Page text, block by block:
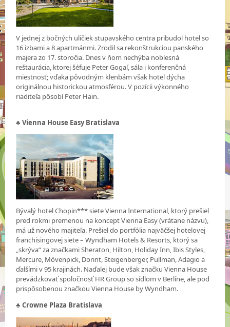
V jednej z bočných uličiek stupavského centra pribudol hotel so
16 izbami a 8 apartmánmi. Zrodil sa rekonštrukciou panského
majera zo 17. storočia. Dnes v ňom nechýba noblesná
reštaurácia, ktorej šéfuje Peter Gogaľ, sála i konferenčná
miestnosť; vďaka pôvodným klenbám však hotel dýcha
originálnou historickou atmosférou. V pozícii výkonného
riaditeľa pôsobí Peter Hain.
♣ Vienna House Easy Bratislava
Bývalý hotel Chopin*** siete Vienna International, ktorý prešiel
pred rokmi premenou na koncept Vienna Easy (vrátane názvu),
má už nového majiteľa. Prešiel do portfólia najväčšej hotelovej
franchisingovej siete – Wyndham Hotels & Resorts, ktorý sa
„skrýva“ za značkami Sheraton, Hilton, Holiday Inn, Ibis Styles,
Mercure, Mövenpick, Dorint, Steigenberger, Pullman, Adagio a
ďalšími v 95 krajinách. Naďalej bude však značku Vienna House
prevádzkovať spoločnosť HR Group so sídlom v Berlíne, ale pod
prispôsobenou značkou Vienna House by Wyndham.
♣ Crowne Plaza Bratislava